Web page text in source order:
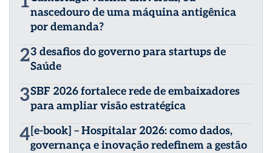
nascedouro de uma máquina antigênica
por demanda?
23 desafios do governo para startups de
Saúde
3SBF 2026 fortalece rede de embaixadores
para ampliar visão estratégica
4[e-book] – Hospitalar 2026: como dados,
governança e inovação redefinem a gestão